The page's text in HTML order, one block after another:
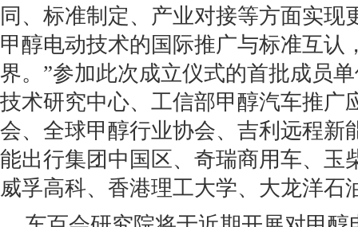
同、标准制定、产业对接等方面实现
甲醇电动技术的国际推广与标准互认
界。”参加此次成立仪式的首批成员
技术研究中心、工信部甲醇汽车推广
会、全球甲醇行业协会、吉利远程新
能出行集团中国区、奇瑞商用车、玉
威孚高科、香港理工大学、大龙洋石